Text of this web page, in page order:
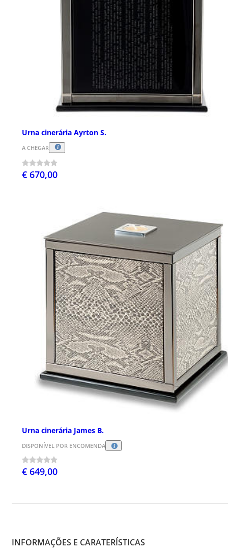
Urna cinerária Ayrton S.
A CHEGAR
€ 670,00
Urna cinerária James B.
DISPONÍVEL POR ENCOMENDA
€ 649,00
INFORMAÇÕES E CARATERÍSTICAS